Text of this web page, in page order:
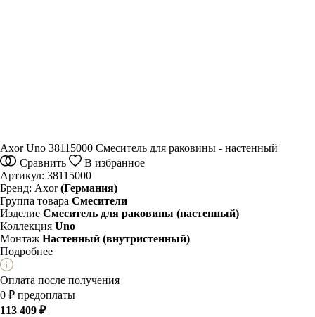
Axor Uno 38115000 Смеситель для раковины - настенный
Сравнить
В избранное
Артикул: 38115000
Бренд: Axor (Германия)
Группа товара Смесители
Изделие Смеситель для раковины (настенный)
Коллекция Uno
Монтаж Настенный (внутристенный)
Подробнее
Оплата после получения
0 ₽ предоплаты
113 409 ₽